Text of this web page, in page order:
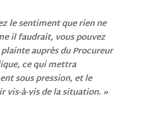
le sentiment que rien ne
il faudrait, vous pouvez
auprès du Procureur
ce qui mettra
sous pression, et le
vis-à-vis de la situation. »